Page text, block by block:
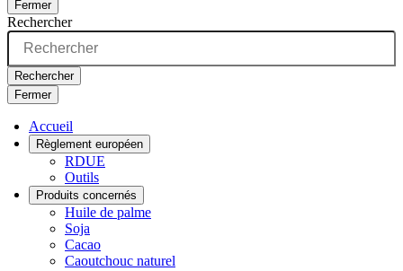
Fermer
Rechercher
Rechercher
Fermer
Accueil
Règlement européen
RDUE
Outils
Produits concernés
Huile de palme
Soja
Cacao
Caoutchouc naturel